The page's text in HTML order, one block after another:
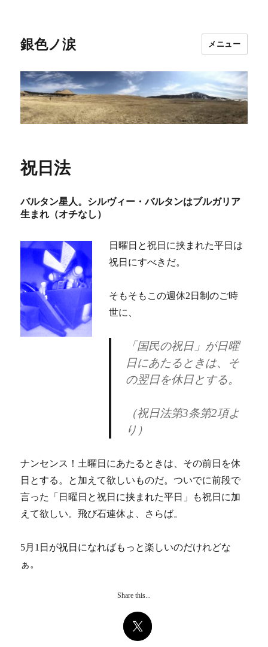
銀色ノ涙 メニュー
祝日法
バルタン星人。シルヴィー・バルタンはブルガリア
生まれ（オチなし）
日曜日と祝日に挟まれた平日は
祝日にすべきだ。
そもそもこの週休2日制のご時
世に、
「国民の祝日」が日曜
日にあたるときは、そ
の翌日を休日とする。
（祝日法第3条第2項よ
り）
ナンセンス！土曜日にあたるときは、その前日を休
日とする。と加えて欲しいものだ。ついでに前段で
言った「日曜日と祝日に挟まれた平日」も祝日に加
えて欲しい。飛び石連休よ、さらば。
5月1日が祝日になればもっと楽しいのだけれどな
ぁ。
Share this...